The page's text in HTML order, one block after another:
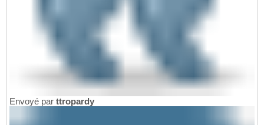
Envoyé par ttropardy